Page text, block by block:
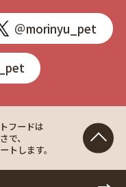
＠morinyu_pet
フードは
で、
トします。